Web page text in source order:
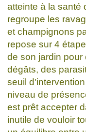
atteinte à la santé
regroupe les
et champignons
repose sur 4
de son jardin pour
dégâts, des
seuil
niveau de
est prêt accepter
inutile de vouloir